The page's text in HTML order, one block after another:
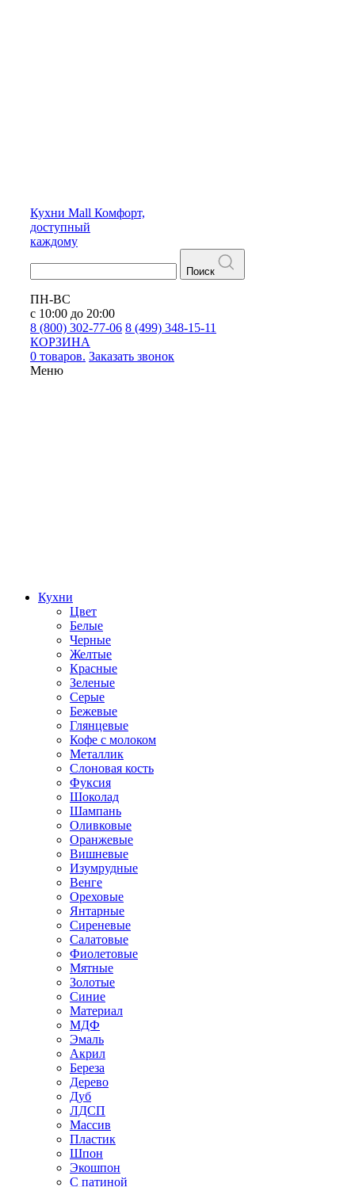
Кухни Mall Комфорт,
доступный
каждому
Поиск
ПН-ВС
с 10:00 до 20:00
8 (800) 302-77-06 8 (499) 348-15-11
КОРЗИНА
0 товаров. Заказать звонок
Меню
Кухни
Цвет
Белые
Черные
Желтые
Красные
Зеленые
Серые
Бежевые
Глянцевые
Кофе с молоком
Металлик
Слоновая кость
Фуксия
Шоколад
Шампань
Оливковые
Оранжевые
Вишневые
Изумрудные
Венге
Ореховые
Янтарные
Сиреневые
Салатовые
Фиолетовые
Мятные
Золотые
Синие
Материал
МДФ
Эмаль
Акрил
Береза
Дерево
Дуб
ЛДСП
Массив
Пластик
Шпон
Экошпон
С патиной